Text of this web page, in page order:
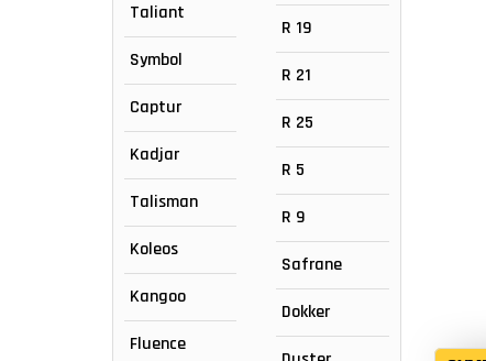
Taliant
Symbol
Captur
Kadjar
Talisman
Koleos
Kangoo
Fluence
R 19
R 21
R 25
R 5
R 9
Safrane
Dokker